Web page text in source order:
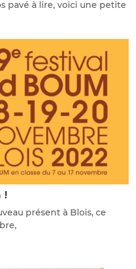
pavé à lire, voici une petite
!
présent à Blois, ce